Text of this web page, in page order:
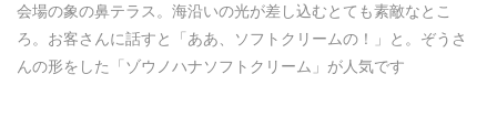
会場の象の鼻テラス。海沿いの光が差し込むとても素敵なとこ
ろ。お客さんに話すと「ああ、ソフトクリームの！」と。ぞうさ
んの形をした「ゾウノハナソフトクリーム」が人気です